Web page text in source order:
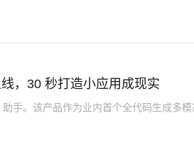
，30 秒打造小应用成现实
手。该产品作为业内首个全代码生成多模